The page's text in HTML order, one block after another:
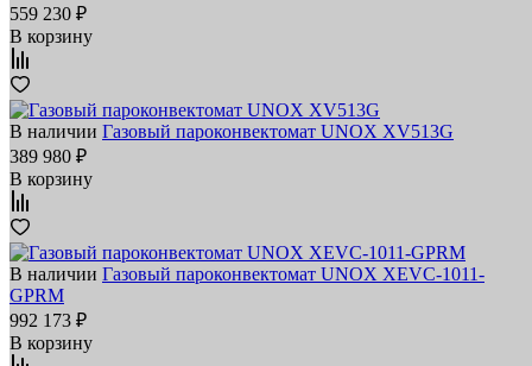
559 230 ₽
В корзину
В наличии Газовый пароконвектомат UNOX XV513G
389 980 ₽
В корзину
В наличии Газовый пароконвектомат UNOX XEVC-1011-
GPRM
992 173 ₽
В корзину